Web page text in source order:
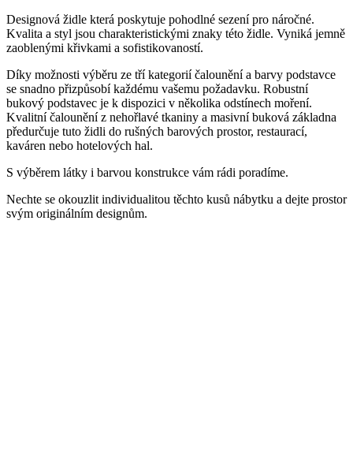
Designová židle která poskytuje pohodlné sezení pro náročné.
Kvalita a styl jsou charakteristickými znaky této židle. Vyniká jemně
zaoblenými křivkami a sofistikovaností.
Díky možnosti výběru ze tří kategorií čalounění a barvy podstavce
se snadno přizpůsobí každému vašemu požadavku. Robustní
bukový podstavec je k dispozici v několika odstínech moření.
Kvalitní čalounění z nehořlavé tkaniny a masivní buková základna
předurčuje tuto židli do rušných barových prostor, restaurací,
kaváren nebo hotelových hal.
S výběrem látky i barvou konstrukce vám rádi poradíme.
Nechte se okouzlit individualitou těchto kusů nábytku a dejte prostor
svým originálním designům.